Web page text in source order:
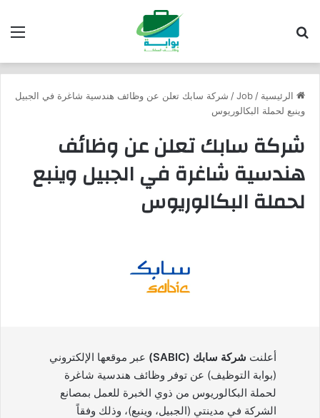
الرئيسية /
Job
/ شركة سابك تعلن عن وظائف هندسية شاغرة في الجبيل
وينبع لحملة البكالوريوس
شركة سابك تعلن عن وظائف
هندسية شاغرة في الجبيل وينبع
لحملة البكالوريوس
أعلنت شركة سابك (SABIC)
عبر موقعها الإلكتروني
(بوابة التوظيف) عن توفر وظائف هندسية شاغرة
لحملة البكالوريوس من ذوي الخبرة للعمل بمصانع
الشركة في مدينتي (الجبيل، وينبع)، وذلك وفقاً